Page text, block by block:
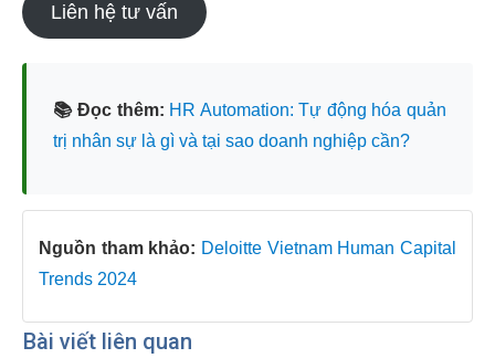
Liên hệ tư vấn
📚 Đọc thêm: HR Automation: Tự động hóa quản
trị nhân sự là gì và tại sao doanh nghiệp cần?
Nguồn tham khảo: Deloitte Vietnam Human Capital
Trends 2024
Bài viết liên quan